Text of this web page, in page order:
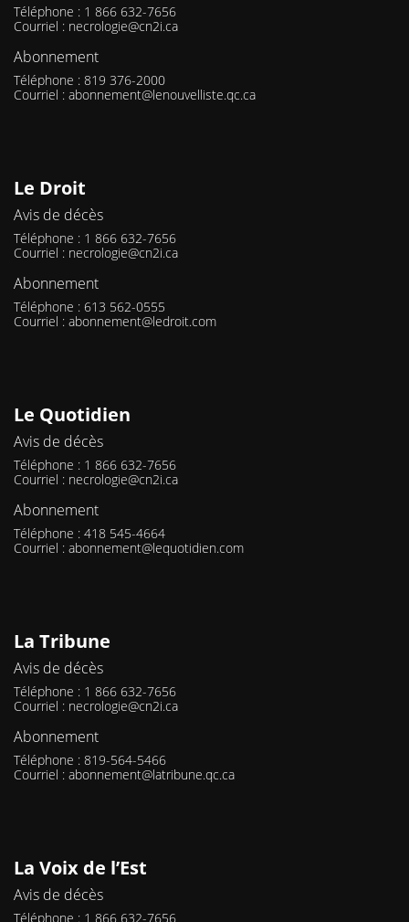
Téléphone : 1 866 632-7656
Courriel : necrologie@cn2i.ca
Abonnement
Téléphone : 819 376-2000
Courriel : abonnement@lenouvelliste.qc.ca
Le Droit
Avis de décès
Téléphone : 1 866 632-7656
Courriel : necrologie@cn2i.ca
Abonnement
Téléphone : 613 562-0555
Courriel : abonnement@ledroit.com
Le Quotidien
Avis de décès
Téléphone : 1 866 632-7656
Courriel : necrologie@cn2i.ca
Abonnement
Téléphone : 418 545-4664
Courriel : abonnement@lequotidien.com
La Tribune
Avis de décès
Téléphone : 1 866 632-7656
Courriel : necrologie@cn2i.ca
Abonnement
Téléphone : 819-564-5466
Courriel : abonnement@latribune.qc.ca
La Voix de l’Est
Avis de décès
Téléphone : 1 866 632-7656